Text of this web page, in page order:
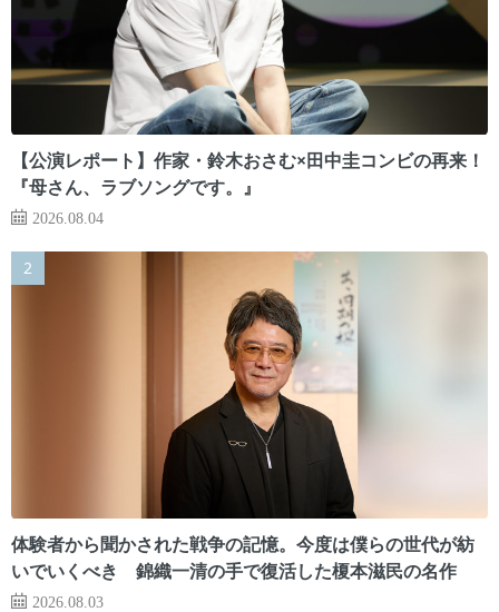
【公演レポート】作家・鈴木おさむ×田中圭コンビの再来！
『母さん、ラブソングです。』
2026.08.04
体験者から聞かされた戦争の記憶。今度は僕らの世代が紡
いでいくべき 錦織一清の手で復活した榎本滋民の名作
2026.08.03